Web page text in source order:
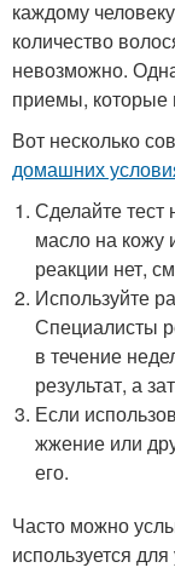
каждому
количество
невозможно.
приемы, которые
Вот несколько
домашних
Сделайте тест
масло на кожу
реакции нет,
Используйте
Специалисты
в течение
результат, а
Если
жжение или
его.
Часто можно
используется